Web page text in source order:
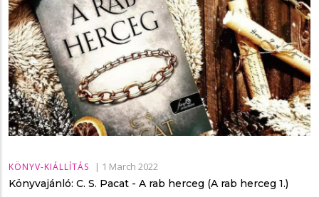
KÖNYV-KIÁLLÍTÁS | 1 March 2022
Könyvajánló: C. S. Pacat - A ​rab herceg (A rab herceg 1.)